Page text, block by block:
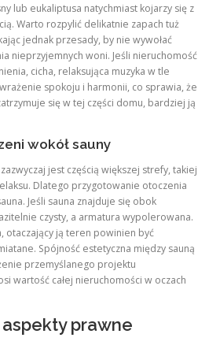
lub eukaliptusa natychmiast kojarzy się z
Warto rozpylić delikatnie zapach tuż
jednak przesady, by nie wywołać
nieprzyjemnych woni. Jeśli nieruchomość
cicha, relaksująca muzyka w tle
spokoju i harmonii, co sprawia, że
się w tej części domu, bardziej ją
wokół sauny
jest częścią większej strefy, takiej
Dlatego przygotowanie otoczenia
Jeśli sauna znajduje się obok
czysty, a armatura wypolerowana.
otaczający ją teren powinien być
Spójność estetyczna między sauną
przemyślanego projektu
wartość całej nieruchomości w oczach
prawne